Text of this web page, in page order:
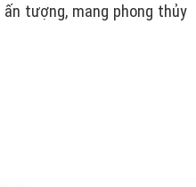
ấn tượng, mang phong thủy